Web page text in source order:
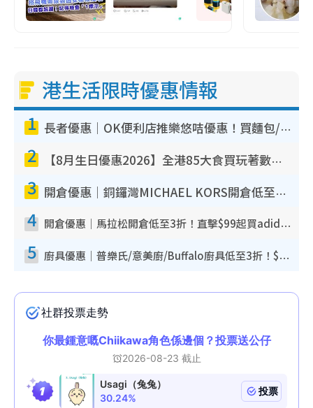
港生活限時優惠情報
1 長者優惠｜OK便利店推樂悠咭優惠！買麵包/牛奶/保健品拍卡即減
2 【8月生日優惠2026】全港85大食買玩著數攻略 自助餐/火鍋放題同行免費＋誠品/DONKI送現金券
3 開倉優惠｜銅鑼灣MICHAEL KORS開倉低至17折！直擊$500起買手袋/銀包/鞋款 必買經典Jet Set系列
4 開倉優惠｜馬拉松開倉低至3折！直擊$99起買adidas／New Balance／Puma鞋款 STANLEY保溫杯劈價至$119起
5 廚具優惠｜普樂氏/意美廚/Buffalo廚具低至3折！$89起買煎鍋／炒鑊／個人鍋 同場小家電激減至$99起